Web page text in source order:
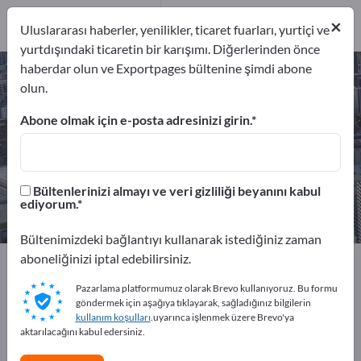
Lazerle işleme – üreticileri ve
Servis Sağlayıcılar
2
Üreticiler7
Servis Sağlayıcılar
2
Exportpages Hizmet sektörü
Lazerle işleme
Exportpages'te ücretsiz reklam
verin!
×
Uluslararası haberler, yenilikler, ticaret fuarları, yurtiçi ve
yurtdışındaki ticaretin bir karışımı. Diğerlerinden önce
haberdar olun ve Exportpages bültenine şimdi abone
olun.
Abone olmak için e-posta adresinizi girin.
Bültenlerinizi almayı ve veri gizliliği beyanını kabul
ediyorum.
Bültenimizdeki bağlantıyı kullanarak istediğiniz zaman
aboneliğinizi iptal edebilirsiniz.
Pazarlama platformumuz olarak Brevo kullanıyoruz. Bu formu
göndermek için aşağıya tıklayarak, sağladığınız bilgilerin
kullanım koşulları.uyarınca işlenmek üzere Brevo'ya
aktarılacağını kabul edersiniz.